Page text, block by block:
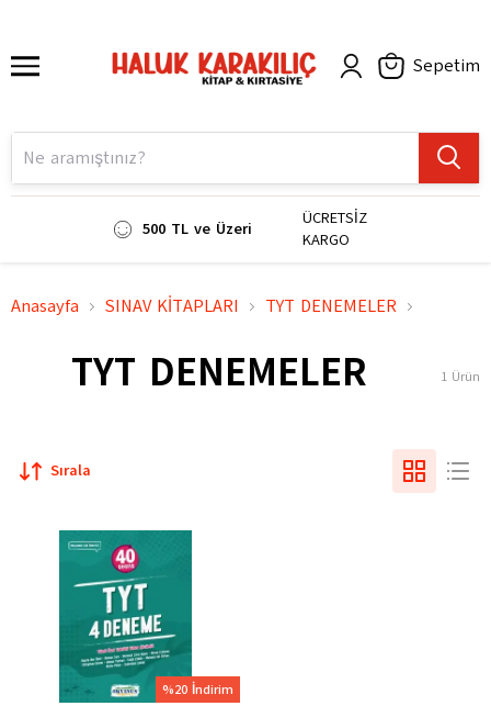
Sepetim
500 TL ve Üzeri
ÜCRETSİZ
KARGO
Anasayfa SINAV KİTAPLARI TYT DENEMELER
TYT DENEMELER 1 Ürün
Sırala
%20 İndirim